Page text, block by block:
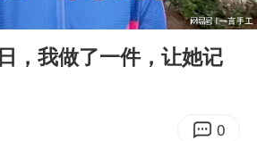
法国下周开始禁止未经同意的电话营销
多地要求领导干部带头休假
我国编制完成新版全月地质图
04:11
，我做了一件，让她记
0